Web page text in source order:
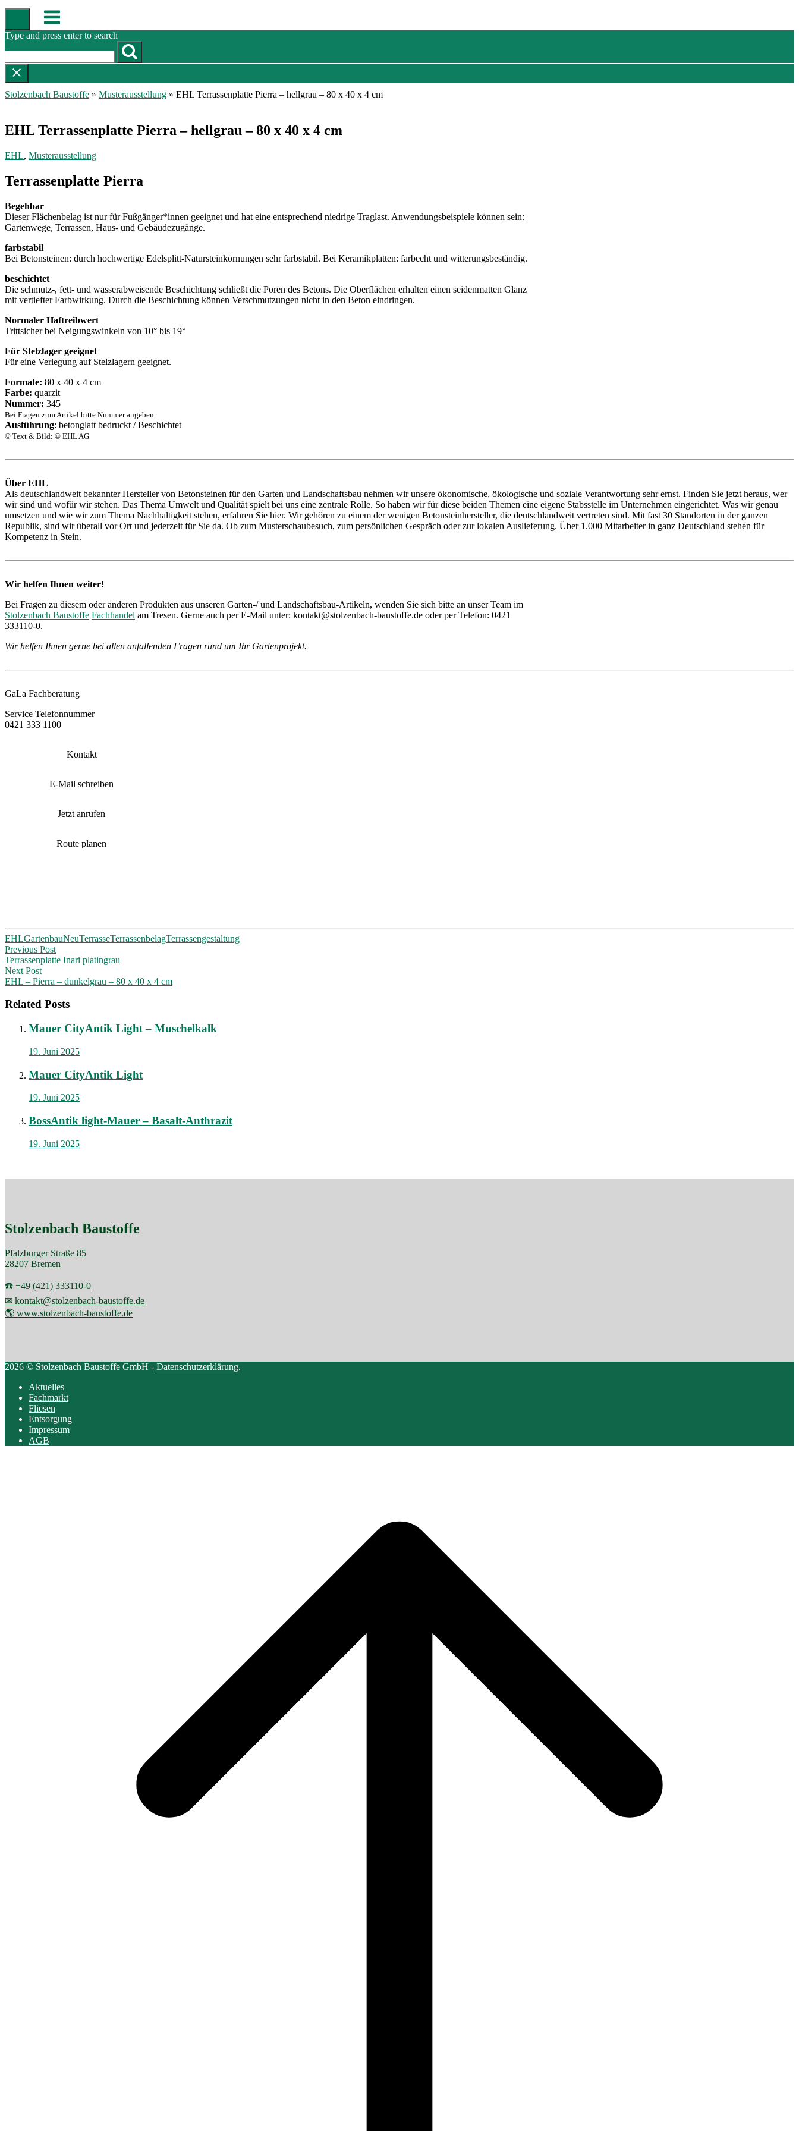
Skip
content
Menu
Type and press enter to search
Stolzenbach Baustoffe » Musterausstellung » EHL Terrassenplatte Pierra – hellgrau – 80 x 40 x 4 cm
EHL Terrassenplatte Pierra – hellgrau – 80 x 40 x 4 cm
EHL, Musterausstellung
Terrassenplatte Pierra
Begehbar
Dieser Flächenbelag ist nur für Fußgänger*innen geeignet und hat eine entsprechend niedrige Traglast. Anwendungsbeispiele können sein:
Gartenwege, Terrassen, Haus- und Gebäudezugänge.
farbstabil
Bei Betonsteinen: durch hochwertige Edelsplitt-Natursteinkörnungen sehr farbstabil. Bei Keramikplatten: farbecht und witterungsbeständig.
beschichtet
Die schmutz-, fett- und wasserabweisende Beschichtung schließt die Poren des Betons. Die Oberflächen erhalten einen seidenmatten Glanz
mit vertiefter Farbwirkung. Durch die Beschichtung können Verschmutzungen nicht in den Beton eindringen.
Normaler Haftreibwert
Trittsicher bei Neigungswinkeln von 10° bis 19°
Für Stelzlager geeignet
Für eine Verlegung auf Stelzlagern geeignet.
Formate: 80 x 40 x 4 cm
Farbe: quarzit
Nummer: 345
Bei Fragen zum Artikel bitte Nummer angeben
Ausführung: betonglatt bedruckt / Beschichtet
© Text & Bild: © EHL AG
Über EHL
Als deutschlandweit bekannter Hersteller von Betonsteinen für den Garten und Landschaftsbau nehmen wir unsere ökonomische, ökologische und soziale Verantwortung sehr ernst. Finden Sie jetzt heraus, wer
wir sind und wofür wir stehen. Das Thema Umwelt und Qualität spielt bei uns eine zentrale Rolle. So haben wir für diese beiden Themen eine eigene Stabsstelle im Unternehmen eingerichtet. Was wir genau
umsetzen und wie wir zum Thema Nachhaltigkeit stehen, erfahren Sie hier. Wir gehören zu einem der wenigen Betonsteinhersteller, die deutschlandweit vertreten sind. Mit fast 30 Standorten in der ganzen
Republik, sind wir überall vor Ort und jederzeit für Sie da. Ob zum Musterschaubesuch, zum persönlichen Gespräch oder zur lokalen Auslieferung. Über 1.000 Mitarbeiter in ganz Deutschland stehen für
Kompetenz in Stein.
Wir helfen Ihnen weiter!
Bei Fragen zu diesem oder anderen Produkten aus unseren Garten-/ und Landschaftsbau-Artikeln, wenden Sie sich bitte an unser Team im
Stolzenbach Baustoffe Fachhandel am Tresen. Gerne auch per E-Mail unter: kontakt@stolzenbach-baustoffe.de oder per Telefon: 0421
333110-0.
Wir helfen Ihnen gerne bei allen anfallenden Fragen rund um Ihr Gartenprojekt.
GaLa Fachberatung
Service Telefonnummer
0421 333 1100
Kontakt
E-Mail schreiben
Jetzt anrufen
Route planen
EHLGartenbauNeuTerrasseTerrassenbelagTerrassengestaltung
Post
navigation
Previous Post
Terrassenplatte Inari platingrau
Next Post
EHL – Pierra – dunkelgrau – 80 x 40 x 4 cm
Related Posts
Mauer CityAntik Light – Muschelkalk
19. Juni 2025
Mauer CityAntik Light
19. Juni 2025
BossAntik light-Mauer – Basalt-Anthrazit
19. Juni 2025
Stolzenbach Baustoffe
Pfalzburger Straße 85
28207 Bremen
☎️ +49 (421) 333110-0
✉ kontakt@stolzenbach-baustoffe.de
🌎 www.stolzenbach-baustoffe.de
2026 © Stolzenbach Baustoffe GmbH - Datenschutzerklärung.
Aktuelles
Fachmarkt
Fliesen
Entsorgung
Impressum
AGB